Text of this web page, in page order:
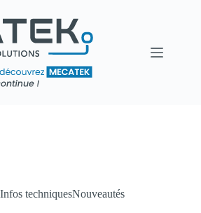
Infos techniquesNouveautés